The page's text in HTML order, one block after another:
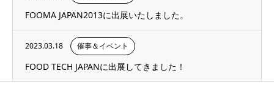
FOOMA JAPAN2013に出展いたしました。
2023.03.18 催事＆イベント
FOOD TECH JAPANに出展してきました！